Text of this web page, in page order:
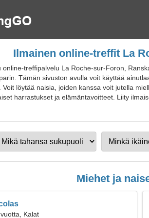
Ilmainen online-treffit La
online-treffipalvelu La Roche-sur-Foron,
Tämän sivuston avulla voit käyttää
löytää naisia, joiden kanssa voit jutella
harrastukset ja elämäntavoitteet. Liity
Miehet ja
Kalat